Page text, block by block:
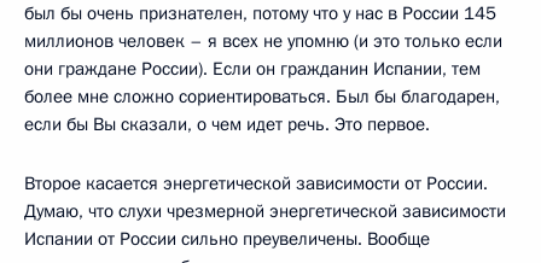
был бы очень признателен, потому что у нас в России 145
миллионов человек – я всех не упомню (и это только если
они граждане России). Если он гражданин Испании, тем
более мне сложно сориентироваться. Был бы благодарен,
если бы Вы сказали, о чем идет речь. Это первое.
Второе касается энергетической зависимости от России.
Думаю, что слухи чрезмерной энергетической зависимости
Испании от России сильно преувеличены. Вообще